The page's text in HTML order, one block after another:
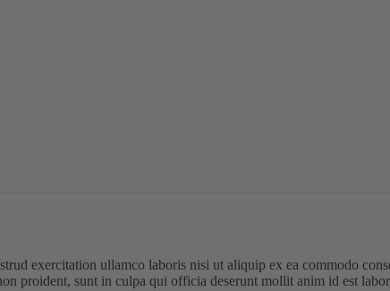
exercitation ullamco laboris nisi ut aliquip ex ea commodo
proident, sunt in culpa qui officia deserunt mollit anim id est